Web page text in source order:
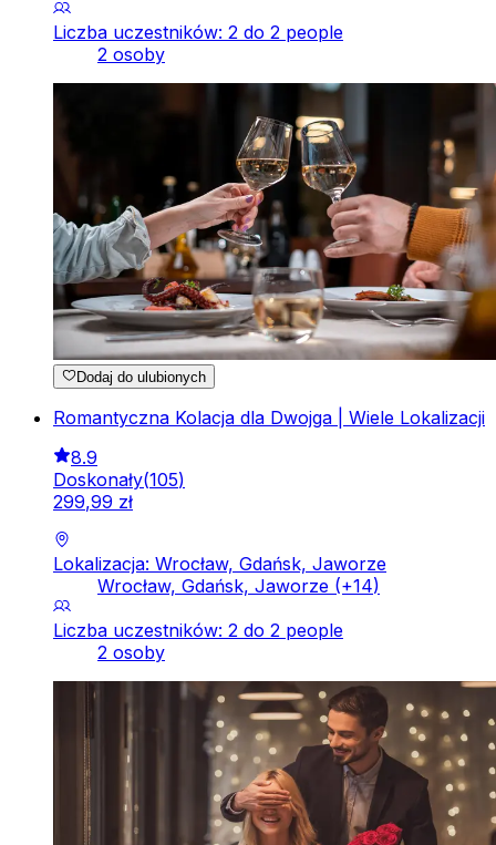
Liczba uczestników: 2 do 2 people
2 osoby
Dodaj do ulubionych
Romantyczna Kolacja dla Dwojga | Wiele Lokalizacji
8.9
Doskonały(105)
299,99 zł
Lokalizacja: Wrocław, Gdańsk, Jaworze
Wrocław, Gdańsk, Jaworze (+14)
Liczba uczestników: 2 do 2 people
2 osoby